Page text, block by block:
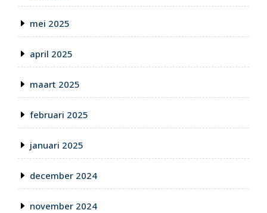
mei 2025
april 2025
maart 2025
februari 2025
januari 2025
december 2024
november 2024